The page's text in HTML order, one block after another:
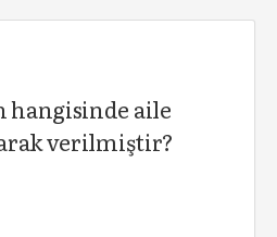
hangisinde aile
verilmiştir?